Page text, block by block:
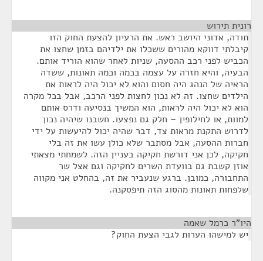
רונית תירוש
תודה, אדוני היושב ראש. את הרעיון להצעת החוק הזו
קיבלתי דווקא מהורים ששכלו את ילדיהם בזמן שחצו את
הכביש לפני רכב ההסעה, שניות לאחר שהוא הוריד אותם.
הבעיה, והיא חזרה על עצמה בכמה וכמה תאונות, ששדה
הראיה של הנהג היה חסום והוא לא יכול היה לראות את
הילדים שחצו. זה לא נכון לחצות לפני הרכב, אבל בכל מקרה
הוא לא יכול היה לראות, הוא המשיך בנסיעה ודרס אותם
למוות, או לחילופין – חלק גם נפצעו. חשבנו שיהיה נכון
לדרוש התקנת מראות צד, דבר שהיה יכול להיעשות על ידי
חברות ההסעה, אבל מסתבר שלא כולן עשו את זה בלי
חקיקה, לכן אני דורשת חקיקה בעניין הזה. לשמחתי מצאתי
אוזן קשבת גם בוועדת השרים לחקיקה וגם אצל שר
התחבורה, כמובן. ברגע שנעביר את זה, בהחלט אני מקווה
שלפחות תאונות מהסוג הזה תיפסקנה.
היו"ר כרמל שאמה
יש למישהו הערות לגבי הצעת החוק?